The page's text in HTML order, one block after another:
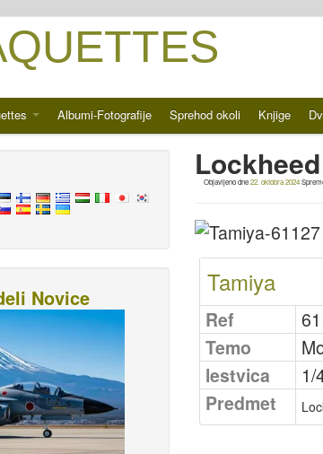
Albumi-Fotografije Sprehod okoli Knjige
Objavljeno dne22. oktobra 2024
Tamiya
Ref
Temo
lestvica
1/
Predmet
Novice